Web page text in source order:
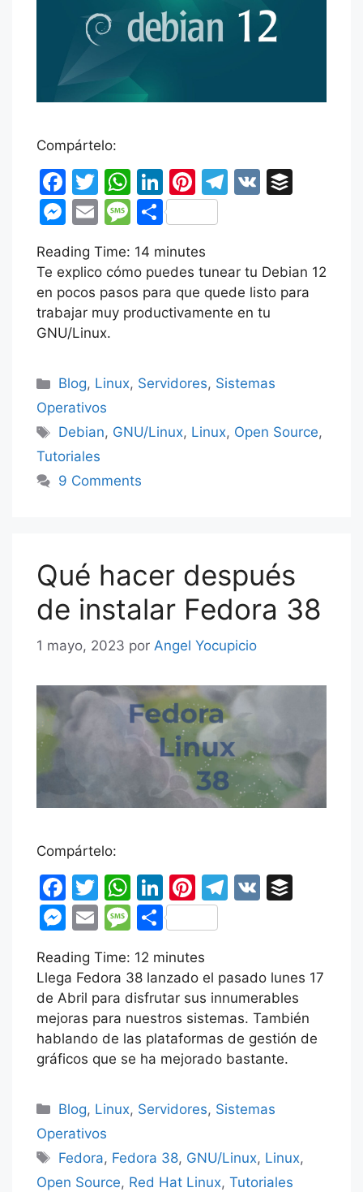
Compártelo:
F
a
c
e
b
o
o
T
w
itt
er
W
h
at
s
A
p
Li
n
k
e
dI
n
Pi
nt
er
e
st
T
gr
a
m
V
M
e
s
s
e
n
er
E
m
ai
l
M
e
s
s
a
C
o
m
p
ar
Reading Time: 14 minutes
Te explico cómo puedes tunear tu Debian 12
en pocos pasos para que quede listo para
trabajar muy productivamente en tu
GNU/Linux.
Categorías
Blog, Linux, Servidores, Sistemas
Operativos
Etiquetas
Debian, GNU/Linux, Linux, Open Source,
Tutoriales
9 Comments
Qué hacer después
de instalar Fedora 38
1 mayo, 2023 por Angel Yocupicio
Compártelo:
F
a
c
e
b
o
o
k
T
w
itt
er
W
h
at
s
A
p
p
Li
n
k
e
dI
n
Pi
nt
er
e
st
T
a
m
V
M
e
s
s
e
n
g
er
E
m
ai
l
M
e
s
s
a
g
e
C
o
m
p
ar
tir
Reading Time: 12 minutes
Llega Fedora 38 lanzado el pasado lunes 17
de Abril para disfrutar sus innumerables
mejoras para nuestros sistemas. También
hablando de las plataformas de gestión de
gráficos que se ha mejorado bastante.
Categorías
Blog, Linux, Servidores, Sistemas
Operativos
Etiquetas
Fedora, Fedora 38, GNU/Linux, Linux,
Open Source, Red Hat Linux, Tutoriales